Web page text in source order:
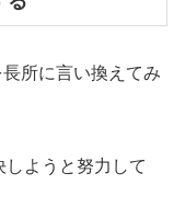
所に言い換えてみ
ようと努力して